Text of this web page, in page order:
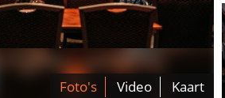
Foto's Video Kaart